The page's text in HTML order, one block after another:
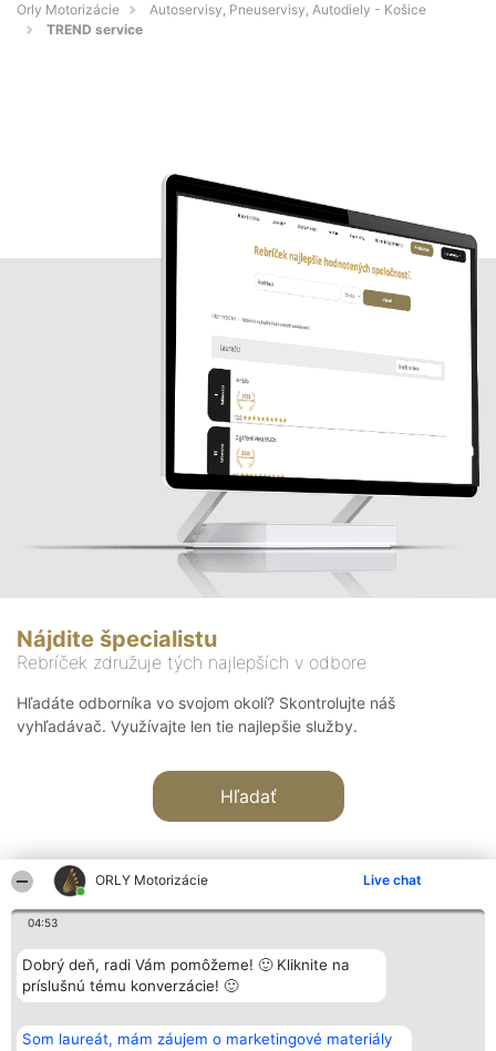
ORLY Motorizácie Live chat
04:53
Dobrý deň, radi Vám pomôžeme! 🙂 Kliknite na
príslušnú tému konverzácie! 🙂
Som laureát, mám záujem o marketingové materiály
Orly Motorizácie
Autoservisy, Pneuservisy, Autodiely - Košice
TREND service
Nájdite špecialistu
Rebríček združuje tých najlepších v odbore
Hľadáte odborníka vo svojom okolí? Skontrolujte náš
vyhľadávač. Využívajte len tie najlepšie služby.
Hľadať
Organizátor hodnotenia
Bright Side Solutions sp. z o.
o. sp. k.
Wrocław 50-079
KRS 0000749100 | Regon
Hodnotenie
Laureáti
Lista
Laureatów
Podmienky
Kontakt
Kontakt